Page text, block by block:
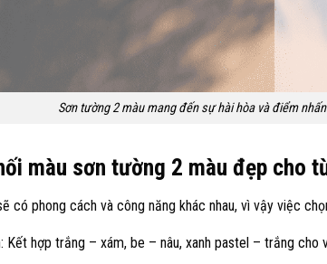
Sơn tường 2 màu mang đến sự hài hòa và điểm
màu sơn tường 2 màu đẹp cho
có phong cách và công năng khác nhau, vì vậy việc
Kết hợp trắng – xám, be – nâu, xanh pastel – trắng cho